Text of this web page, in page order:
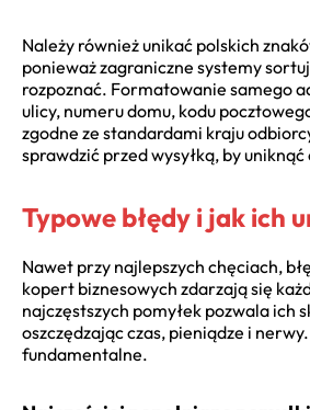
Należy również unikać polskich
ponieważ zagraniczne systemy
rozpoznać. Formatowanie samego
ulicy, numeru domu, kodu
zgodne ze standardami kraju
sprawdzić przed wysyłką, by
Typowe błędy i jak ich
Nawet przy najlepszych chęciach,
kopert biznesowych zdarzają się
najczęstszych pomyłek pozwala ich
oszczędzając czas, pieniądze i
fundamentalne.